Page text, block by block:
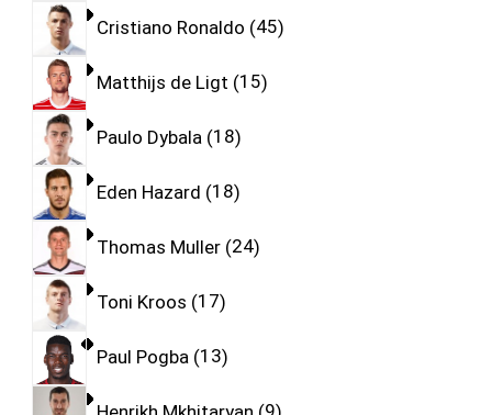
Cristiano Ronaldo 45
Matthijs de Ligt 15
Paulo Dybala 18
Eden Hazard 18
Thomas Muller 24
Toni Kroos 17
Paul Pogba 13